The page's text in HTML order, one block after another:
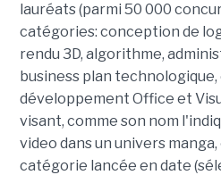
lauréats (parmi 50 000
catégories: conception de
rendu 3D, algorithme,
business plan
développement Office et
visant, comme son nom
video dans un univers
catégorie lancée en date